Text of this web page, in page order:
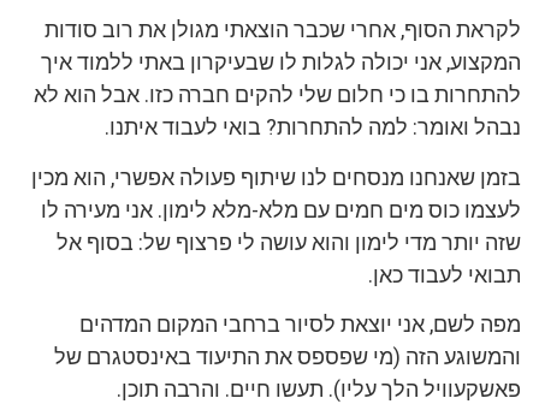
לקראת הסוף, אחרי שכבר הוצאתי מגולן את רוב סודות
המקצוע, אני יכולה לגלות לו שבעיקרון באתי ללמוד איך
להתחרות בו כי חלום שלי להקים חברה כזו. אבל הוא לא
נבהל ואומר: למה להתחרות? בואי לעבוד איתנו.
בזמן שאנחנו מנסחים לנו שיתוף פעולה אפשרי, הוא מכין
לעצמו כוס מים חמים עם מלא-מלא לימון. אני מעירה לו
שזה יותר מדי לימון והוא עושה לי פרצוף של: בסוף אל
תבואי לעבוד כאן.
מפה לשם, אני יוצאת לסיור ברחבי המקום המדהים
והמשוגע הזה (מי שפספס את התיעוד באינסטגרם של
פאשקעוויל הלך עליו). תעשו חיים. והרבה תוכן.